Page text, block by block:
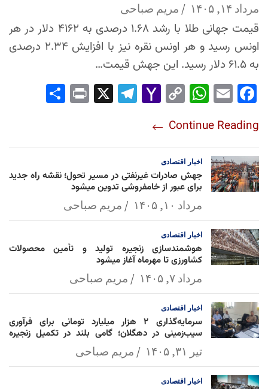
مرداد ۱۴, ۱۴۰۵ مریم صباحی
قیمت جهانی طلا با رشد ۱.۶۸ درصدی به ۴۱۶۲ دلار در هر
اونس رسید و هر اونس نقره نیز با افزایش ۲.۳۴ درصدی
به ۶۱.۵ دلار رسید. این جهش قیمت…
Fac
ok
Em
Wh
Ap
p
Co
Lin
k
Yah
l
Tel
Pri
Continue Reading
اخبار اقتصادی
جهش صادرات غیرنفتی در مسیر تحول؛ نقشه راه جدید
برای عبور از خامفروشی تدوین میشود
مرداد ۱۰, ۱۴۰۵ مریم صباحی
اخبار اقتصادی
هوشمندسازی زنجیره تولید و تأمین محصولات
کشاورزی تا مهرماه آغاز میشود
مرداد ۷, ۱۴۰۵ مریم صباحی
اخبار اقتصادی
سرمایه‌گذاری ۲ هزار میلیارد تومانی برای فرآوری
سیب‌زمینی در دهگلان؛ گامی بلند در تکمیل زنجیره
ارزش کشاورزیتیر ۳۱, ۱۴۰۵ مریم صباحی
اخبار اقتصادی